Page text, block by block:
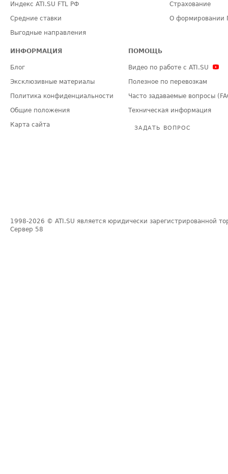
Индекс ATI.SU FTL РФ
Средние ставки
Выгодные направления
Страхование
О формировании
ИНФОРМАЦИЯ
Блог
Эксклюзивные материалы
Политика конфиденциальности
Общие положения
Карта сайта
ПОМОЩЬ
Видео по работе с ATI.SU
Полезное по перевозкам
Часто задаваемые вопросы
Техническая информация
ЗАДАТЬ ВОПРОС
1998-2026 © ATI.SU является юридически зарегистрированной
Сервер 58